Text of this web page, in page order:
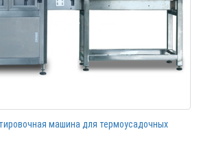
машина для термоусадочных